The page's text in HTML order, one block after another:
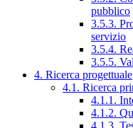
pubblico
3.5.3.
servizio
3.5.4.
3.5.5.
4. Ricerca progettuale
4.1. Ricerca
4.1.1.
4.1.2.
4.1.3.